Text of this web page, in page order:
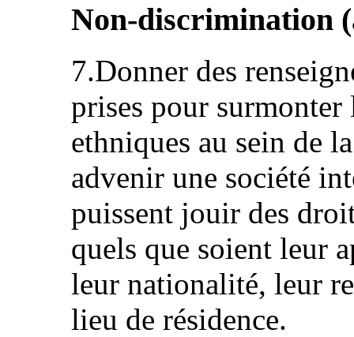
Non-discrimination
7.Donner des
prises pour
ethniques au sein de
advenir une société
puissent jouir des
quels que soient leur
leur nationalité, leur
lieu de résidence.